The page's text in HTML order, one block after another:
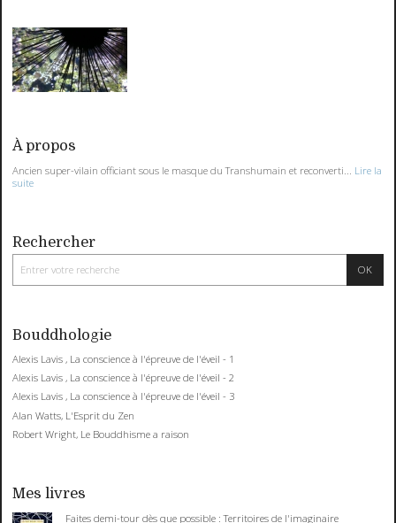
À propos
Ancien super-vilain officiant sous le masque du Transhumain et reconverti...
Lire la
suite
Rechercher
Bouddhologie
Alexis Lavis , La conscience à l'épreuve de l'éveil - 1
Alexis Lavis , La conscience à l'épreuve de l'éveil - 2
Alexis Lavis , La conscience à l'épreuve de l'éveil - 3
Alan Watts, L'Esprit du Zen
Robert Wright, Le Bouddhisme a raison
Mes livres
Faites demi-tour dès que possible : Territoires de l'imaginaire